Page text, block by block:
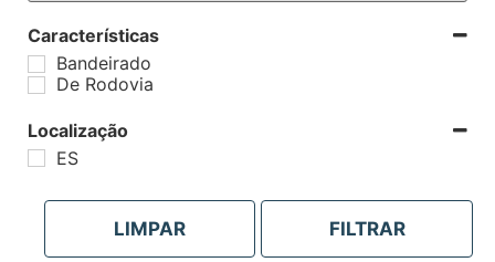
Características
Bandeirado
De Rodovia
Localização
ES
FILTRAR
LIMPAR